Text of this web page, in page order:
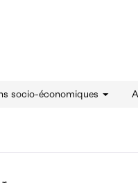
socio-économiques